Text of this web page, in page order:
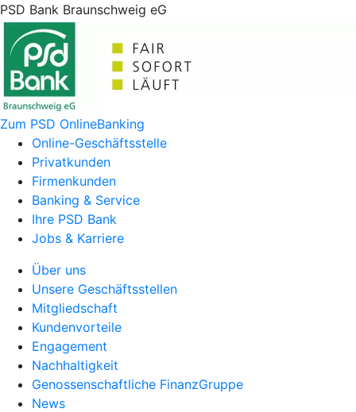
PSD Bank Braunschweig eG
Zum PSD OnlineBanking
Online-Geschäftsstelle
Privatkunden
Firmenkunden
Banking & Service
Ihre PSD Bank
Jobs & Karriere
Über uns
Unsere Geschäftsstellen
Mitgliedschaft
Kundenvorteile
Engagement
Nachhaltigkeit
Genossenschaftliche FinanzGruppe
News